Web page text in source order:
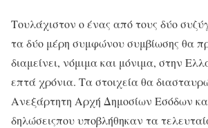
Τουλάχιστον ο ένας από τους δύο
τα δύο μέρη συμφώνου συμβίωσης θα
διαμείνει, νόμιμα και μόνιμα, στην
επτά χρόνια. Τα στοιχεία θα
Ανεξάρτητη Αρχή Δημοσίων Εσόδων
δηλώσειςπου υποβλήθηκαν τα